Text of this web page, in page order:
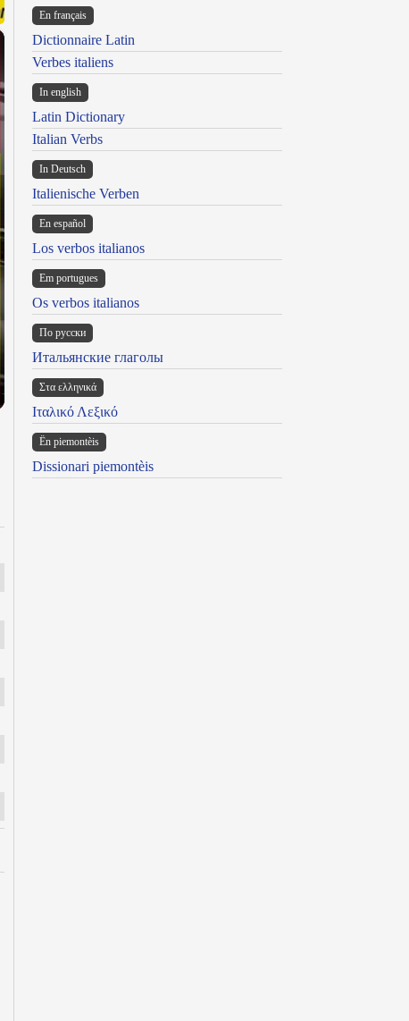
En français
Dictionnaire Latin
Verbes italiens
In english
Latin Dictionary
Italian Verbs
In Deutsch
Italienische Verben
En español
Los verbos italianos
Em portugues
Os verbos italianos
По русски
Итальянские глаголы
Στα ελληνικά
Ιταλικό Λεξικό
Ën piemontèis
Dissionari piemontèis